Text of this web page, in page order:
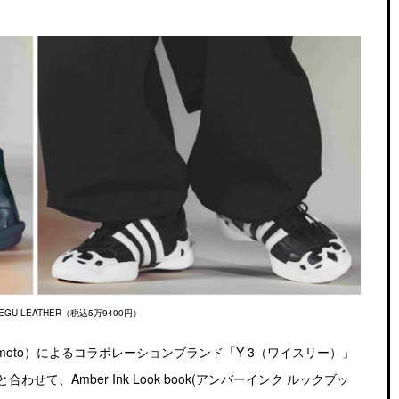
LEATHER（税込5万9400円）
）によるコラボレーションブランド「Y-3（ワイスリー）」
わせて、Amber Ink Look book(アンバーインク ルックブッ